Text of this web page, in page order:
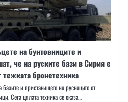
на бунтовниците и
че на руските бази в Сирия е
бронетехника
и пристанището на руснаците от
Сега цялата техника се оказа…